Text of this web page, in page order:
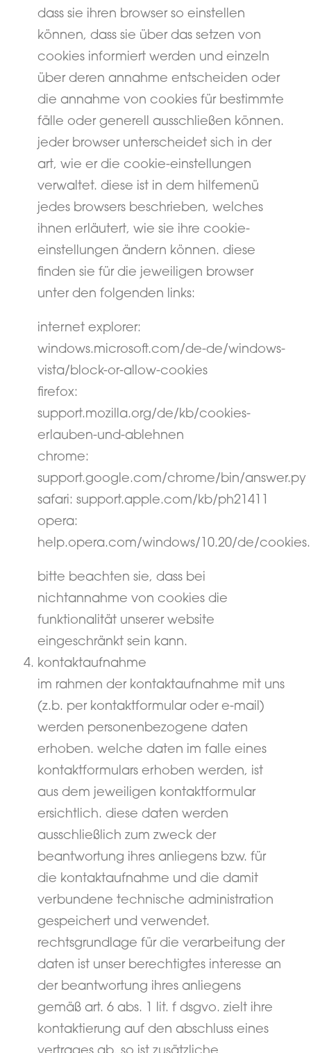
dass sie ihren browser so einstellen
können, dass sie über das setzen von
cookies informiert werden und einzeln
über deren annahme entscheiden oder
die annahme von cookies für bestimmte
fälle oder generell ausschließen können.
jeder browser unterscheidet sich in der
art, wie er die cookie-einstellungen
verwaltet. diese ist in dem hilfemenü
jedes browsers beschrieben, welches
ihnen erläutert, wie sie ihre cookie-
einstellungen ändern können. diese
finden sie für die jeweiligen browser
unter den folgenden links:
internet explorer:
windows.microsoft.com/de-de/windows-
vista/block-or-allow-cookies
firefox:
support.mozilla.org/de/kb/cookies-
erlauben-und-ablehnen
chrome:
support.google.com/chrome/bin/answer.py
safari: support.apple.com/kb/ph21411
opera:
help.opera.com/windows/10.20/de/
bitte beachten sie, dass bei
nichtannahme von cookies die
funktionalität unserer website
eingeschränkt sein kann.
kontaktaufnahme
im rahmen der kontaktaufnahme mit uns
(z.b. per kontaktformular oder e-mail)
werden personenbezogene daten
erhoben. welche daten im falle eines
kontaktformulars erhoben werden, ist
aus dem jeweiligen kontaktformular
ersichtlich. diese daten werden
ausschließlich zum zweck der
beantwortung ihres anliegens bzw. für
die kontaktaufnahme und die damit
verbundene technische administration
gespeichert und verwendet.
rechtsgrundlage für die verarbeitung der
daten ist unser berechtigtes interesse an
der beantwortung ihres anliegens
gemäß art. 6 abs. 1 lit. f dsgvo. zielt ihre
kontaktierung auf den abschluss eines